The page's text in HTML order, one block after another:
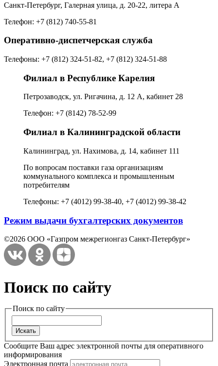
Санкт-Петербург, Галерная улица, д. 20-22, литера А
Телефон: +7 (812) 740-55-81
Оперативно-диспетчерская служба
Телефоны: +7 (812) 324-51-82, +7 (812) 324-51-88
Филиал в Республике Карелия
Петрозаводск, ул. Ригачина, д. 12 А, кабинет 28
Телефон: +7 (8142) 78-52-99
Филиал в Калининградской области
Калининград, ул. Нахимова, д. 14, кабинет 111
По вопросам поставки газа организациям
коммунального комплекса и промышленным
потребителям
Телефоны: +7 (4012) 99-38-40, +7 (4012) 99-38-42
Режим выдачи бухгалтерских документов
©2026 ООО «Газпром межрегионгаз Санкт-Петербург»
Поиск по сайту
Поиск по сайту
Сообщите Ваш адрес электронной почты для оперативного
информирования
Электронная почта